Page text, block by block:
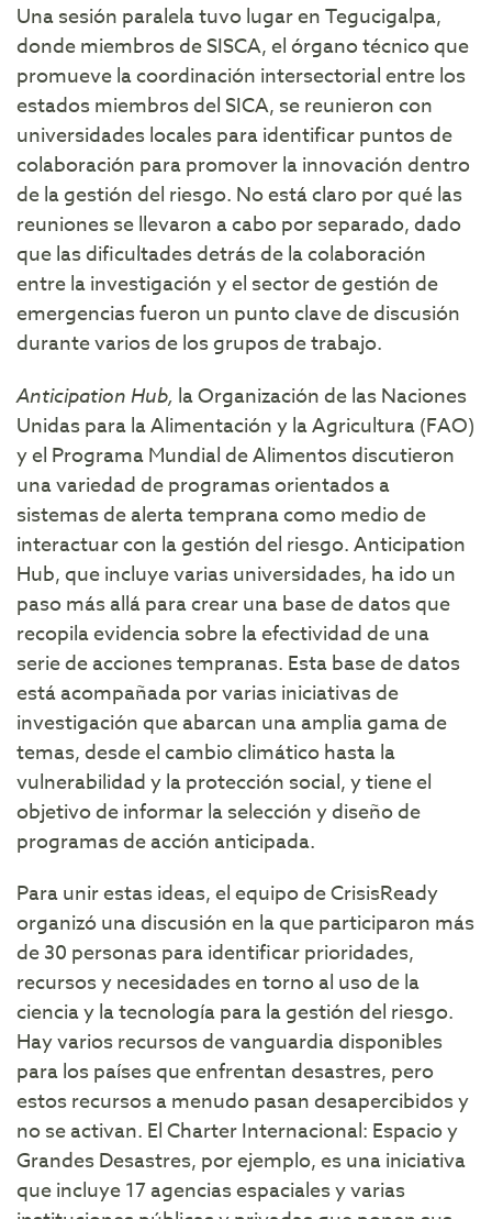
Una sesión paralela tuvo lugar en Tegucigalpa,
donde miembros de SISCA, el órgano técnico que
promueve la coordinación intersectorial entre los
estados miembros del SICA, se reunieron con
universidades locales para identificar puntos de
colaboración para promover la innovación dentro
de la gestión del riesgo. No está claro por qué las
reuniones se llevaron a cabo por separado, dado
que las dificultades detrás de la colaboración
entre la investigación y el sector de gestión de
emergencias fueron un punto clave de discusión
durante varios de los grupos de trabajo.
Anticipation Hub, la Organización de las Naciones
Unidas para la Alimentación y la Agricultura (FAO)
y el Programa Mundial de Alimentos discutieron
una variedad de programas orientados a
sistemas de alerta temprana como medio de
interactuar con la gestión del riesgo. Anticipation
Hub, que incluye varias universidades, ha ido un
paso más allá para crear una base de datos que
recopila evidencia sobre la efectividad de una
serie de acciones tempranas. Esta base de datos
está acompañada por varias iniciativas de
investigación que abarcan una amplia gama de
temas, desde el cambio climático hasta la
vulnerabilidad y la protección social, y tiene el
objetivo de informar la selección y diseño de
programas de acción anticipada.
Para unir estas ideas, el equipo de CrisisReady
organizó una discusión en la que participaron más
de 30 personas para identificar prioridades,
recursos y necesidades en torno al uso de la
ciencia y la tecnología para la gestión del riesgo.
Hay varios recursos de vanguardia disponibles
para los países que enfrentan desastres, pero
estos recursos a menudo pasan desapercibidos y
no se activan. El Charter Internacional: Espacio y
Grandes Desastres, por ejemplo, es una iniciativa
que incluye 17 agencias espaciales y varias